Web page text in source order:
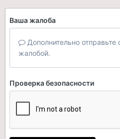
Ваша жалоба
Дополнительно
жалобой.
Проверка безопасности